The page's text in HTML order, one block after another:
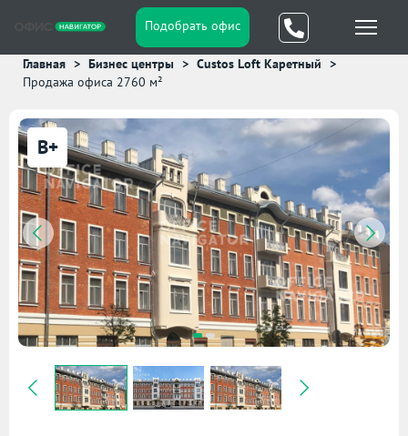
Подобрать офис
Главная Бизнес центры
Custos Loft Каретный
Продажа офиса 2760 м²
B+